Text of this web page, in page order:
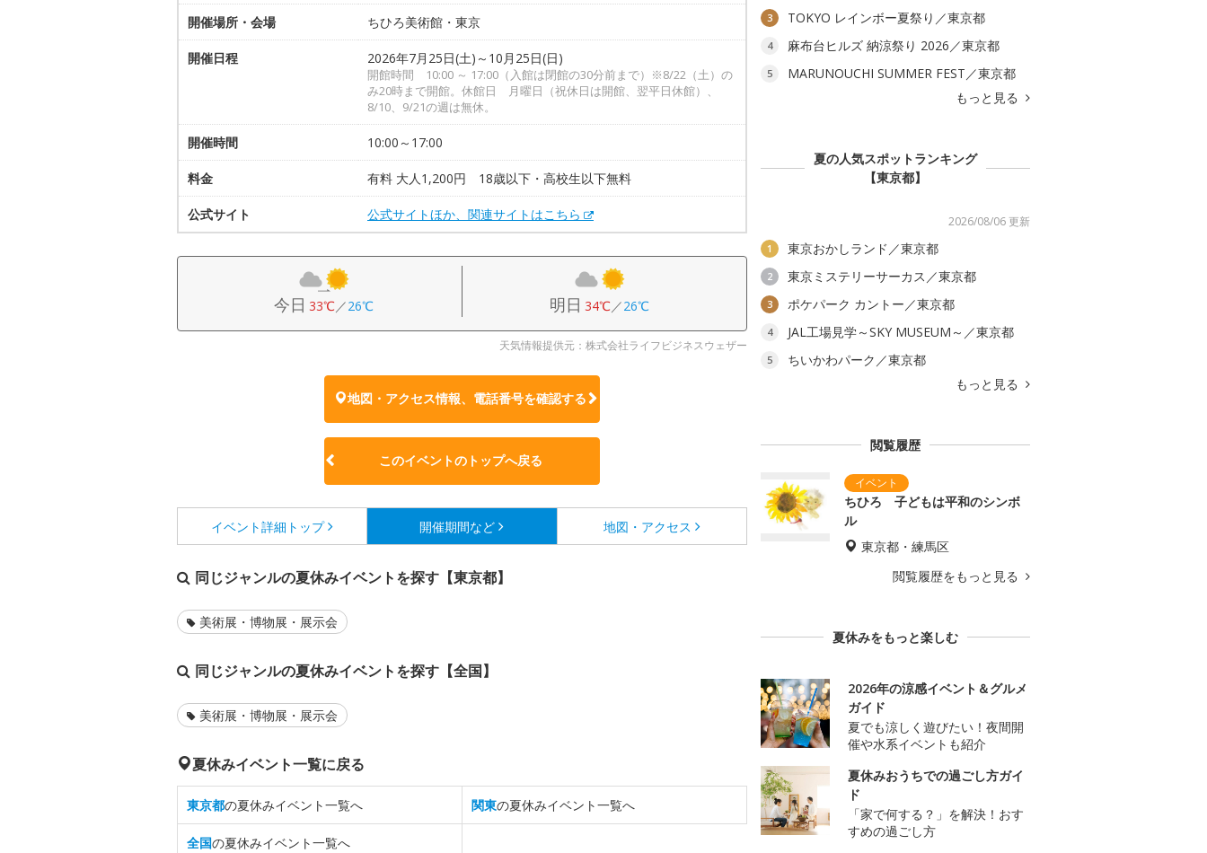
開催場所・会場 ちひろ美術館・東京
開催日程 2026年7月25日(土)～10月25日(日)
開館時間 10:00 ～ 17:00（入館は閉館の30分前まで）※8/22（土）の
み20時まで開館。休館日 月曜日（祝休日は開館、翌平日休館）、
8/10、9/21の週は無休。
開催時間 10:00～17:00
料金 有料 大人1,200円 18歳以下・高校生以下無料
公式サイト 公式サイトほか、関連サイトはこちら
今日 33℃／26℃ 明日 34℃／26℃
天気情報提供元：株式会社ライフビジネスウェザー
地図・アクセス情報、電話番号を確認する
このイベントのトップへ戻る
イベント詳細 トップ 開催期間など 地図・アクセス
同じジャンルの夏休みイベントを探す【東京都】
美術展・博物展・展示会
同じジャンルの夏休みイベントを探す【全国】
美術展・博物展・展示会
夏休みイベント一覧に戻る
東京都の夏休みイベント一覧へ 関東の夏休みイベント一覧へ
全国の夏休みイベント一覧へ
3 TOKYO レインボー夏祭り／東京都
4 麻布台ヒルズ 納涼祭り 2026／東京都
5
MARUNOUCHI SUMMER FEST／東京都
もっと見る
夏の人気スポットランキング
【東京都】
2026/08/06 更新
1 東京おかしランド／東京都
2 東京ミステリーサーカス／東京都
3 ポケパーク カントー／東京都
4 JAL工場見学～SKY MUSEUM～／東京都
5
ちいかわパーク／東京都
もっと見る
閲覧履歴
ちひろ 子どもは平和のシンボ
ル
東京都・練馬区
閲覧履歴をもっと見る
夏休みをもっと楽しむ
2026年の涼感イベント＆グルメ
ガイド
夏でも涼しく遊びたい！夜間開
催や水系イベントも紹介
夏休みおうちでの過ごし方ガイ
ド
「家で何する？」を解決！おす
すめの過ごし方